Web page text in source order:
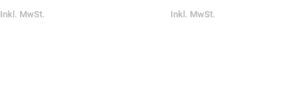
Inkl. MwSt. Inkl. MwSt.